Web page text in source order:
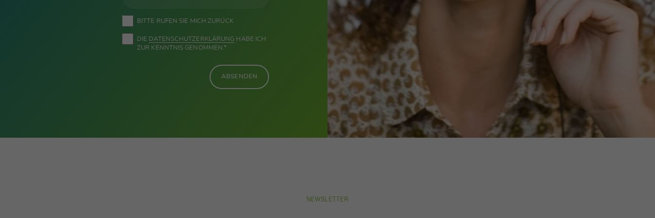
BITTE RUFEN SIE MICH ZURÜCK
DIE DATEN­SCHUTZ­ERKLÄRUNG HABE ICH
ZUR KENNTNIS GENOMMEN.*
ABSENDEN
NEWSLETTER